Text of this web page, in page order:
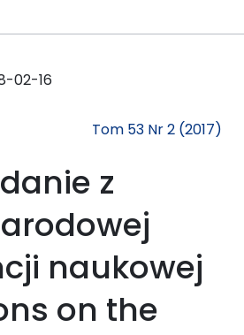
02-16
Tom 53 Nr 2 (2017)
z
naukowej
on the